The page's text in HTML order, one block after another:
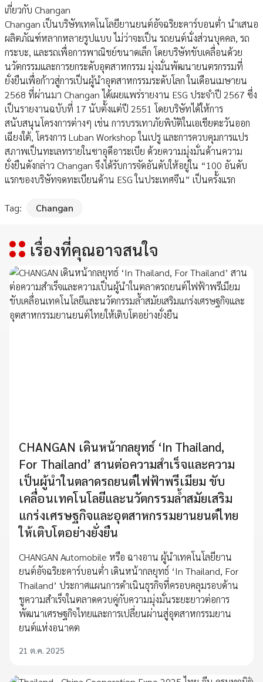
เกี่ยวกับ Changan
Changan เป็นบริษัทเทคโนโลยียานยนต์อัจฉริยะคาร์บอนต่ำ นำเสนอ
ผลิตภัณฑ์หลากหลายรูปแบบ ไม่ว่าจะเป็น รถยนต์นั่งส่วนบุคคล, รถ
กระบะ, และรถเพื่อการพาณิชย์ขนาดเล็ก โดยบริษัทขับเคลื่อนด้วย
นวัตกรรมและการยกระดับอุตสาหกรรม มุ่งมั่นพัฒนายนตรกรรมที่
ยั่งยืนเพื่อก้าวสู่การเป็นผู้นำอุตสาหกรรมระดับโลก ในเดือนเมษายน
2568 ที่ผ่านมา Changan ได้เผยแพร่รายงาน ESG ประจำปี 2567 ซึ่ง
เป็นรายงานฉบับที่ 17 นับตั้งแต่ปี 2551 โดยบริษัทได้ให้การ
สนับสนุนโครงการต่างๆ เช่น การบรรเทาภัยพิบัติในเอเชียตะวันออก
เฉียงใต้, โครงการ Luban Workshop ในเปรู และการควบคุมการแปร
สภาพเป็นทะเลทรายในซาอุดีอาระเบีย ด้วยความมุ่งมั่นด้านความ
ยั่งยืนดังกล่าว Changan จึงได้รับการจัดอันดับให้อยู่ใน “100 อันดับ
แรกของบริษัทจดทะเบียนด้าน ESG ในประเทศจีน” เป็นครั้งแรก
Tag: Changan
เรื่องที่คุณอาจสนใจ
CHANGAN เดินหน้ากลยุทธ์ ‘In Thailand,
For Thailand’ สานต่อความสำเร็จและความ
เป็นผู้นำในตลาดรถยนต์ไฟฟ้าพรีเมียม ขับ
เคลื่อนเทคโนโลยีและนวัตกรรมล้ำสมัยเสริม
แกร่งเศรษฐกิจและอุตสาหกรรมยานยนต์ไทย
ให้เติบโตอย่างยั่งยืน
CHANGAN Automobile หรือ ฉางอาน ผู้นำเทคโนโลยียาน
ยนต์อัจฉริยะคาร์บอนต่ำ เดินหน้ากลยุทธ์ ‘In Thailand, For
Thailand’ ประกาศแผนการดำเนินธุรกิจที่ครอบคลุมรอบด้าน
ชูความสำเร็จในตลาดควบคู่กับความมุ่งมั่นระยะยาวต่อการ
พัฒนาเศรษฐกิจไทยและการเปลี่ยนผ่านสู่อุตสาหกรรมยาน
ยนต์แห่งอนาคต
21 ต.ค. 2025